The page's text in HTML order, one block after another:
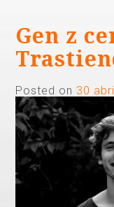
Gen z
Posted on 30